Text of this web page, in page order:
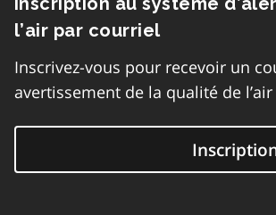
l’air par courriel
Inscrivez-vous pour recevoir un
avertissement de la qualité de